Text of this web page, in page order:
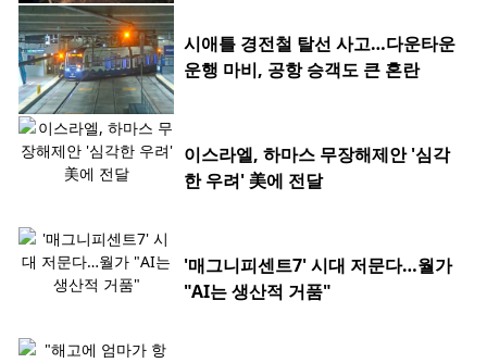
시애틀 경전철 탈선 사고…다운타운
운행 마비, 공항 승객도 큰 혼란
이스라엘, 하마스 무장해제안 '심각
한 우려' 美에 전달
'매그니피센트7' 시대 저문다…월가
"AI는 생산적 거품"